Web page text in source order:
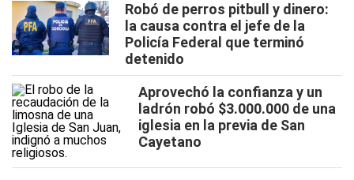
Robó de perros pitbull y dinero:
la causa contra el jefe de la
Policía Federal que terminó
detenido
Aprovechó la confianza y un
ladrón robó $3.000.000 de una
iglesia en la previa de San
Cayetano